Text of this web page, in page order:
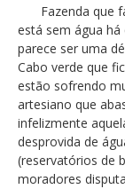
Fazenda que
está sem água
parece ser uma
Cabo verde que
estão sofrendo
artesiano que
infelizmente
desprovida de
(reservatórios de
moradores